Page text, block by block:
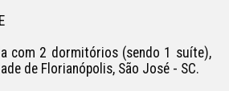
com 2 dormitórios (sendo 1 suíte),
de Florianópolis, São José - SC.